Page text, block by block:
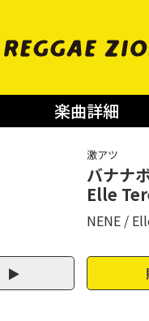
楽曲詳細
激アツ
バナナ
Elle
NENE